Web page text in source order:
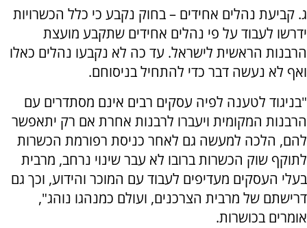
ג. קביעת נהלים אחידים – בחוק נקבע כי כלל הכשרויות
ידרשו לעבוד על פי נהלים אחידים שתקבע מועצת
הרבנות הראשית לישראל. עד כה לא נקבעו נהלים כאלו
ואף לא נעשה דבר כדי להתחיל בניסוחם.
"בניגוד לטענה לפיה עסקים רבים אינם מסתדרים עם
הרבנות המקומית ויעברו לרבנות אחרת אם רק יתאפשר
להם, הלכה למעשה גם לאחר כניסת רפורמת הכשרות
לתוקף שוק הכשרות ברובו לא עבר שינוי נרחב, מרבית
בעלי העסקים מעדיפים לעבוד עם המוכר והידוע, וכך גם
דרישתם של מרבית הצרכנים, ועולם כמנהגו נוהג",
אומרים בכושרות.